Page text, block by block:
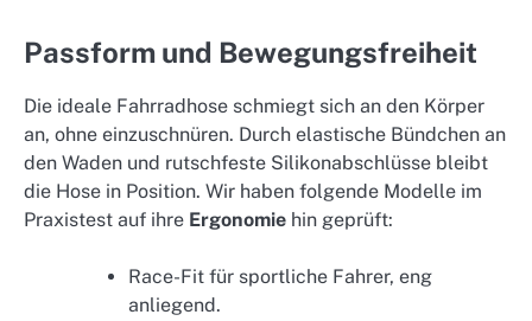
Passform und Bewegungsfreiheit
Die ideale Fahrradhose schmiegt sich an den Körper
an, ohne einzuschnüren. Durch elastische Bündchen an
den Waden und rutschfeste Silikonabschlüsse bleibt
die Hose in Position. Wir haben folgende Modelle im
Praxistest auf ihre Ergonomie hin geprüft:
Race-Fit für sportliche Fahrer, eng
anliegend.